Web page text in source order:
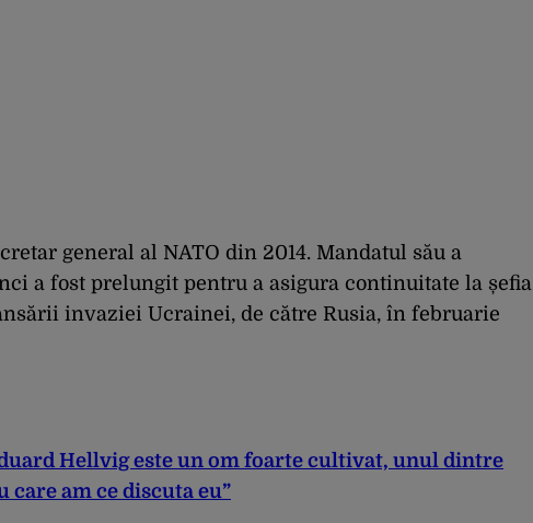
general al NATO din 2014. Mandatul său a
a fost prelungit pentru a asigura continuitate la șefia
invaziei Ucrainei, de către Rusia, în februarie
Hellvig este un om foarte cultivat, unul dintre
am ce discuta eu”